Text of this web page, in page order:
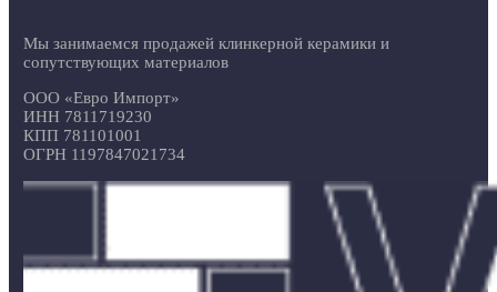
Мы занимаемся продажей клинкерной керамики и
сопутствующих материалов
ООО «Евро Импорт»
ИНН 7811719230
КПП 781101001
ОГРН 1197847021734